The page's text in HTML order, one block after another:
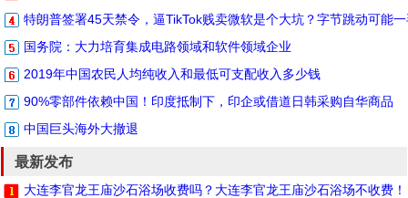
特朗普签署45天禁令，逼TikTok贱卖微软是个大坑？字节跳动可能
国务院：大力培育集成电路领域和软件领域企业
2019年中国农民人均纯收入和最低可支配收入多少钱
90%零部件依赖中国！印度抵制下，印企或借道日韩采购自华商品
中国巨头海外大撤退
最新发布
大连李官龙王庙沙石浴场收费吗？大连李官龙王庙沙石浴场不收费！